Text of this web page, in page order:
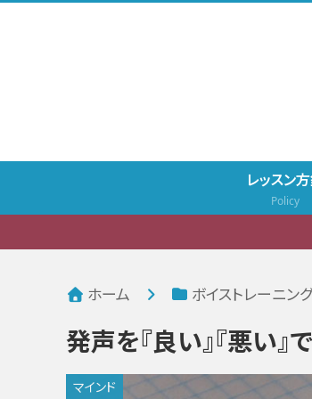
レッスン
Policy
ホーム ボイストレーニン
発声を『良い』『悪い
マインド